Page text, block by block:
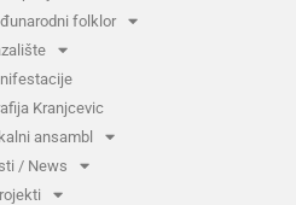
folklor
Kranjcevic
ansambl
/ News